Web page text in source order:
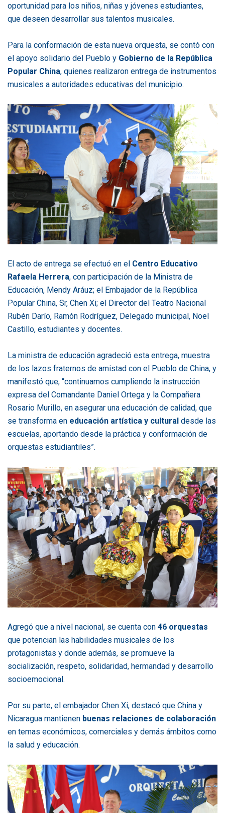
oportunidad para los niños, niñas y jóvenes estudiantes,
que deseen desarrollar sus talentos musicales.
Para la conformación de esta nueva orquesta, se contó con
el apoyo solidario del Pueblo y Gobierno de la República
Popular China, quienes realizaron entrega de instrumentos
musicales a autoridades educativas del municipio.
El acto de entrega se efectuó en el Centro Educativo
Rafaela Herrera, con participación de la Ministra de
Educación, Mendy Aráuz; el Embajador de la República
Popular China, Sr, Chen Xi; el Director del Teatro Nacional
Rubén Darío, Ramón Rodríguez, Delegado municipal, Noel
Castillo, estudiantes y docentes.
La ministra de educación agradeció esta entrega, muestra
de los lazos fraternos de amistad con el Pueblo de China, y
manifestó que, “continuamos cumpliendo la instrucción
expresa del Comandante Daniel Ortega y la Compañera
Rosario Murillo, en asegurar una educación de calidad, que
se transforma en educación artística y cultural desde las
escuelas, aportando desde la práctica y conformación de
orquestas estudiantiles”.
Agregó que a nivel nacional, se cuenta con 46 orquestas
que potencian las habilidades musicales de los
protagonistas y donde además, se promueve la
socialización, respeto, solidaridad, hermandad y desarrollo
socioemocional.
Por su parte, el embajador Chen Xi, destacó que China y
Nicaragua mantienen buenas relaciones de colaboración
en temas económicos, comerciales y demás ámbitos como
la salud y educación.